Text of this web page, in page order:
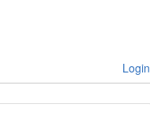
Login